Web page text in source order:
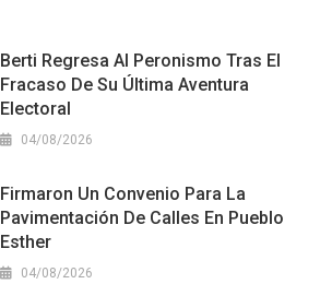
Berti Regresa Al Peronismo Tras El
Fracaso De Su Última Aventura
Electoral
04/08/2026
Firmaron Un Convenio Para La
Pavimentación De Calles En Pueblo
Esther
04/08/2026